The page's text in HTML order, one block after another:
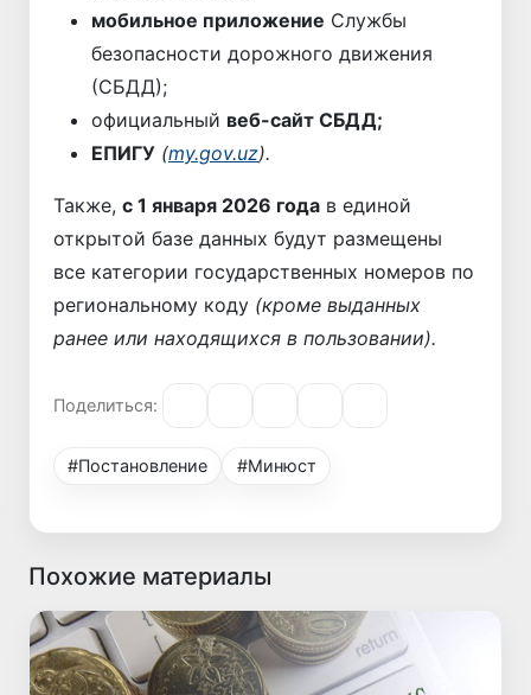
мобильное приложение Службы
безопасности дорожного движения
(СБДД);
официальный веб-сайт СБДД;
ЕПИГУ (my.gov.uz).
Также, с 1 января 2026 года в единой
открытой базе данных будут размещены
все категории государственных номеров по
региональному коду (кроме выданных
ранее или находящихся в пользовании).
Поделиться:
#Постановление #Минюст
Похожие материалы